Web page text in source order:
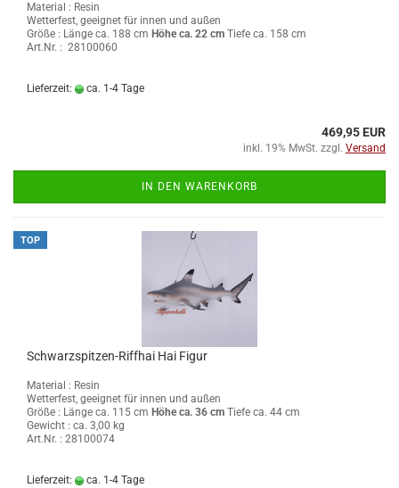
Material : Resin
Wetterfest, geeignet für innen und außen
Größe : Länge ca. 188 cm Höhe ca. 22 cm Tiefe ca. 158 cm
Art.Nr. : 28100060
Lieferzeit: ca. 1-4 Tage
469,95 EUR
inkl. 19% MwSt. zzgl. Versand
IN DEN WARENKORB
TOP
Schwarzspitzen-Riffhai Hai Figur
Material : Resin
Wetterfest, geeignet für innen und außen
Größe : Länge ca. 115 cm Höhe ca. 36 cm Tiefe ca. 44 cm
Gewicht : ca. 3,00 kg
Art.Nr. : 28100074
Lieferzeit: ca. 1-4 Tage